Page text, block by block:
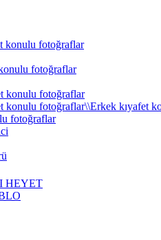
konulu fotoğraflar
fotoğraflar
konulu fotoğraflar
konulu fotoğraflar\\Erkek kıyafet
fotoğraflar
HEYET